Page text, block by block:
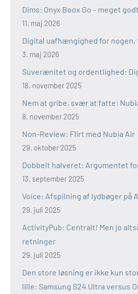
Dims: Onyx Boox Go – meget
11. maj 2026
Digital uafhængighed for nogen,
3. maj 2026
Suverænitet og ordentlighed:
18. november 2025
Nem at gribe, svær at fatte:
8. november 2025
Non-Review: Flirt med Nubia Air
29. oktober 2025
Dobbelt halveret: Argumentet
13. september 2025
Voice: Afspilning af lydbøger på
29. juli 2025
ActivityPub: Centralt! Men jo
retninger
29. juli 2025
Den store løsning er ikke kun
lille: Samsung S24 Ultra versus